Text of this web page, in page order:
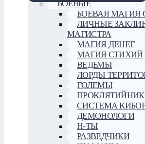
БОЕВЫЕ
БОЕВАЯ МАГИЯ
ЛИЧНЫЕ
МАГИСТРА
МАГИЯ ДЕНЕГ
МАГИЯ СТИХИЙ
ВЕДЬМЫ
ЛОРДЫ
ГОЛЕМЫ
СИСТЕМА
ДЕМОНОЛОГИ
Н-ТЫ
РАЗВЕДЧИКИ